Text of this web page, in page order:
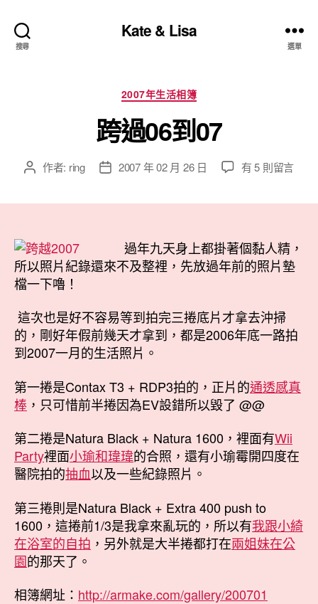
搜尋
Kate & Lisa
選單
分
類
2007年生活相簿
跨過06到07
文 作者: ring
文 2007 年 02 月 26 日
在
07〉
中
有 5 則留言
過年九天身上都掛著個黏人精，
所以照片紀錄還來不及整裡，先放過年前的照片墊
檔一下嚕！
這次也是好不容易等到拍完三捲底片才拿去沖掃
的，剛好年假前幾天才拿到，都是2006年底一路拍
到2007一月的生活照片。
第一捲是Contax T3 + RDP3拍的，正片的通透感真
棒 ，只可惜前半捲因為EV設錯所以毀了 @@
第二捲是Natura Black + Natura 1600，裡面有Wii
Party裡面小瑜和瑋瑋的合照，還有小瑜霉開四度在
醫院拍的抽血以及一些紀錄照片。
第三捲則是Natura Black + Extra 400 push to
1600，這捲前1/3是我拿來亂玩的，所以有我跟小綺
在浴室的自拍 ，另外就是大半捲都打在兩姐妹在公
園的那天了。
相簿網址： http://armake.com/gallery/200701